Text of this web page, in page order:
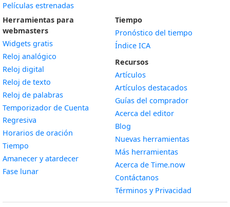
Películas estrenadas
Herramientas para
webmasters
Widgets gratis
Reloj analógico
Reloj digital
Reloj de texto
Reloj de palabras
Temporizador de Cuenta
Regresiva
Horarios de oración
Tiempo
Amanecer y atardecerWidget
Fase lunarWidget
Tiempo
Pronóstico del tiempo
Índice ICA
Recursos
Artículos
Artículos destacados
Guías del comprador
Acerca del editor
Blog
Nuevas herramientas
Más herramientas
Acerca de Time.now
Contáctanos
Términos y Privacidad